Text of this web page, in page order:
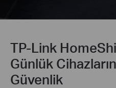
TP-Link
Günlük
Güvenlik